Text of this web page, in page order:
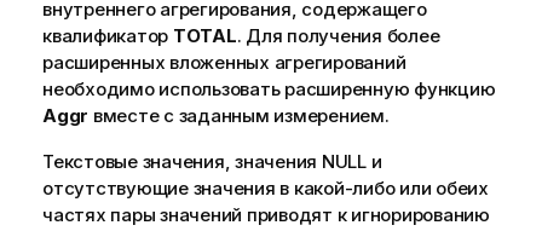
внутреннего агрегирования, содержащего
квалификатор TOTAL. Для получения более
расширенных вложенных агрегирований
необходимо использовать расширенную функцию
Aggr вместе с заданным измерением.
Текстовые значения, значения NULLи
отсутствующие значения в какой-либо или обеих
частях пары значений приводят к игнорированию